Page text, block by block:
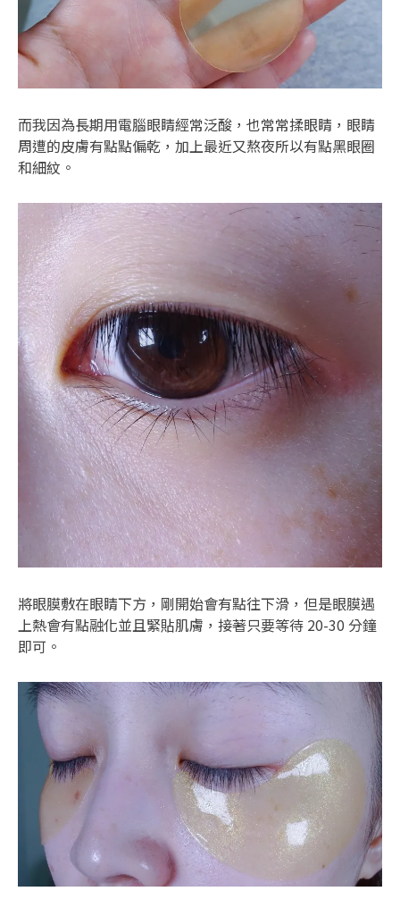
而我因為長期用電腦眼睛經常泛酸，也常常揉眼睛，眼睛
周遭的皮膚有點點偏乾，加上最近又熬夜所以有點黑眼圈
和細紋。
將眼膜敷在眼睛下方，剛開始會有點往下滑，但是眼膜遇
上熱會有點融化並且緊貼肌膚，接著只要等待 20-30 分鐘
即可。